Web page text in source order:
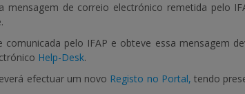
mensagem de correio electrónico remetida pelo
comunicada pelo IFAP e obteve essa mensagem
Help-Desk.
efectuar um novo Registo no Portal, tendo